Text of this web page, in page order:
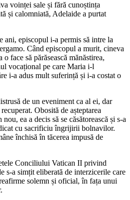
voinței sale și fără cunoștința
și calomniată, Adelaide a purtat
ani, episcopul i-a permis să intre la
Când episcopul a murit, cineva
face să părăsească mănăstirea,
vocațional pe care Maria i-l
i-a adus mult suferință și i-a costat o
de un eveniment ca al ei, dar
Obosită de așteptarea
ea a decis să se căsătorească și s-a
cu sacrificiu îngrijirii bolnavilor.
închisă în tăcerea impusă de
Conciliului Vatican II privind
s-a simțit eliberată de interzicerile care
solemn și oficial, în fața unui